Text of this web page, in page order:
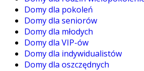
Domy dla pokoleń
Domy dla seniorów
Domy dla młodych
Domy dla VIP-ów
Domy dla indywidualistów
Domy dla oszczędnych